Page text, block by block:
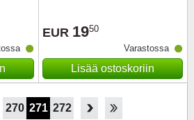
EUR 1950
Varastossa
Lisää ostoskoriin
270 271 272 273 274